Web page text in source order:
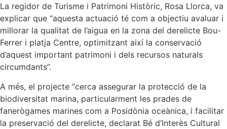
La regidor de Turisme i Patrimoni Històric, Rosa Llorca, va
explicar que “aquesta actuació té com a objectiu avaluar i
millorar la qualitat de l’aigua en la zona del derelicte Bou-
Ferrer i platja Centre, optimitzant així la conservació
d’aquest important patrimoni i dels recursos naturals
circumdants”.
A més, el projecte “cerca assegurar la protecció de la
biodiversitat marina, particularment les prades de
fanerògames marines com a Posidònia oceànica, i facilitar
la preservació del derelicte, declarat Bé d’Interès Cultural